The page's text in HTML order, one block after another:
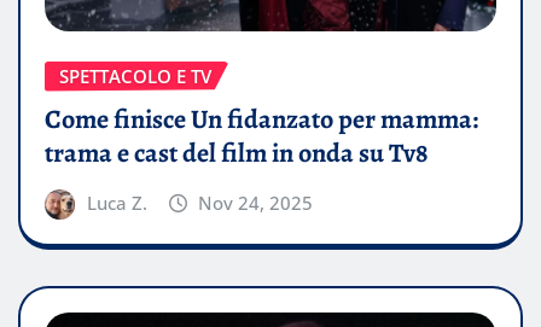
SPETTACOLO E TV
Come finisce Un fidanzato per mamma:
trama e cast del film in onda su Tv8
Luca Z. Nov 24, 2025